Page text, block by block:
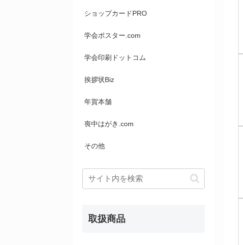
ショップカードPRO
学会ポスター.com
学会印刷ドットコム
挨拶状Biz
年賀本舗
喪中はがき.com
その他
取扱商品